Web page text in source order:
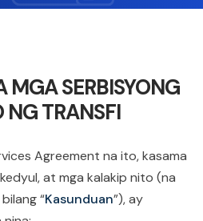
MGA SERBISYONG
NG TRANSFI
Agreement na ito, kasama
at mga kalakip nito (na
“Kasunduan”), ay